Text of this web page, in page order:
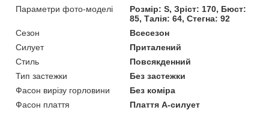
Параметри фото-моделі
Розмір: S, Зріст: 170, Бюст:
85, Талія: 64, Стегна: 92
Сезон
Всесезон
Силует
Приталений
Стиль
Повсякденний
Тип застежки
Без застежки
Фасон вирізу горловини
Без коміра
Фасон плаття
Плаття А-силует